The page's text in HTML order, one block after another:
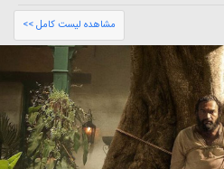
مشاهده لیست کامل >>